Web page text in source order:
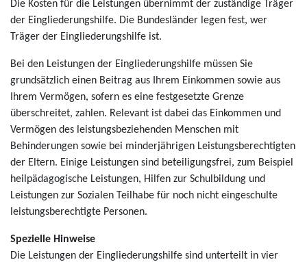
Die Kosten für die Leistungen übernimmt der zuständige Träger
der Eingliederungshilfe. Die Bundesländer legen fest, wer
Träger der Eingliederungshilfe ist.
Bei den Leistungen der Eingliederungshilfe müssen Sie
grundsätzlich einen Beitrag aus Ihrem Einkommen sowie aus
Ihrem Vermögen, sofern es eine festgesetzte Grenze
überschreitet, zahlen. Relevant ist dabei das Einkommen und
Vermögen des leistungsbeziehenden Menschen mit
Behinderungen sowie bei minderjährigen Leistungsberechtigten
der Eltern. Einige Leistungen sind beteiligungsfrei, zum Beispiel
heilpädagogische Leistungen, Hilfen zur Schulbildung und
Leistungen zur Sozialen Teilhabe für noch nicht eingeschulte
leistungsberechtigte Personen.
Spezielle Hinweise
Die Leistungen der Eingliederungshilfe sind unterteilt in vier